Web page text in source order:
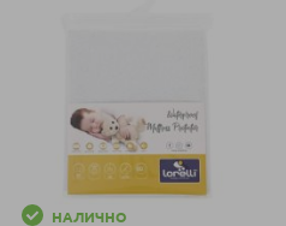
НАЛИЧНО